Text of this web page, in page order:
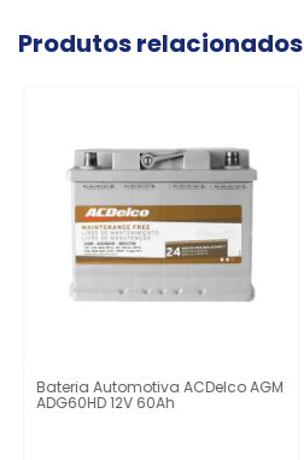
Produtos relacionados
Bateria Automotiva ACDelco AGM
ADG60HD 12V 60Ah